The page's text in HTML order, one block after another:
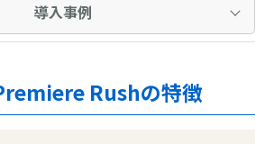
導入事例
Rushの特徴